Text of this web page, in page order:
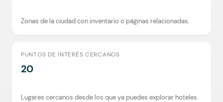
Zonas de la ciudad con inventario o páginas relacionadas.
PUNTOS DE INTERÉS CERCANOS
20
Lugares cercanos desde los que ya puedes explorar hoteles.